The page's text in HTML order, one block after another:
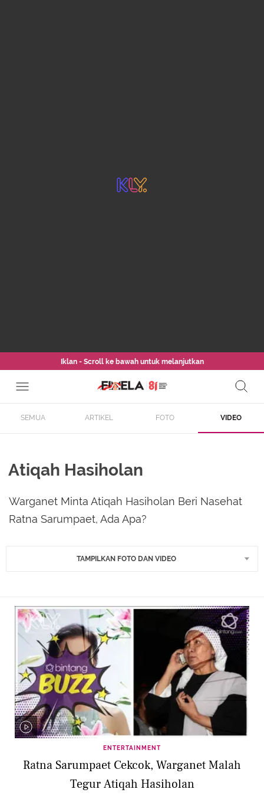
Iklan - Scroll ke bawah untuk melanjutkan
SEMUA ARTIKEL FOTO VIDEO
Atiqah Hasiholan
Warganet Minta Atiqah Hasiholan Beri Nasehat
Ratna Sarumpaet, Ada Apa?
TAMPILKAN FOTO DAN VIDEO
ENTERTAINMENT
Ratna Sarumpaet Cekcok, Warganet Malah
Tegur Atiqah Hasiholan